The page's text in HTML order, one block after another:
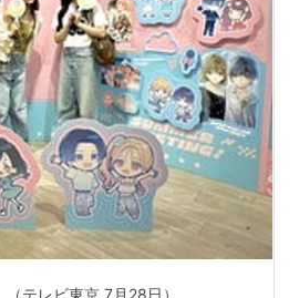
ー」の解散に伴いシャッフルユニット「青
。
タンポポ編集部 OH-SO-RO！」に参加。
限定CD「理解して！＞女の子」を発売。
娘。に石川梨華（モーニング娘。）」とし
テレビ東京 7月28日）